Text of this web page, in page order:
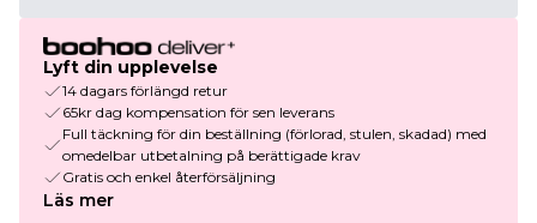
Lyft din upplevelse
14 dagars förlängd retur
65kr dag kompensation för sen leverans
Full täckning för din beställning (förlorad, stulen, skadad) med
omedelbar utbetalning på berättigade krav
Gratis och enkel återförsäljning
Läs mer